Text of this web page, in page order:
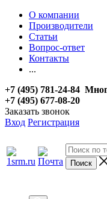
О компании
Производители
Статьи
Вопрос-ответ
Контакты
...
+7 (495) 781-24-84
+7 (495) 677-08-20
Заказать звонок
Вход Регистрация